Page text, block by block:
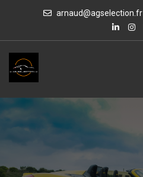
arnaud@agselection.fr